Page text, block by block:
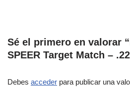
Sé el primero en valorar
SPEER Target Match –
Debes acceder para publicar una